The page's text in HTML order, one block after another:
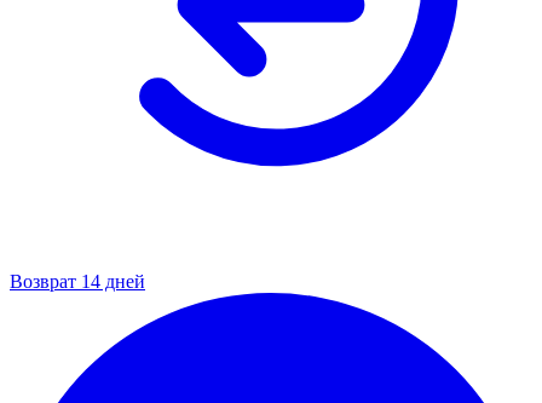
Возврат 14 дней